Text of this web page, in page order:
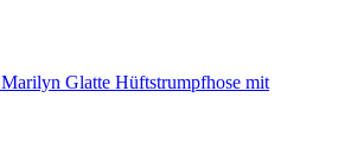
Marilyn Glatte Hüftstrumpfhose mit